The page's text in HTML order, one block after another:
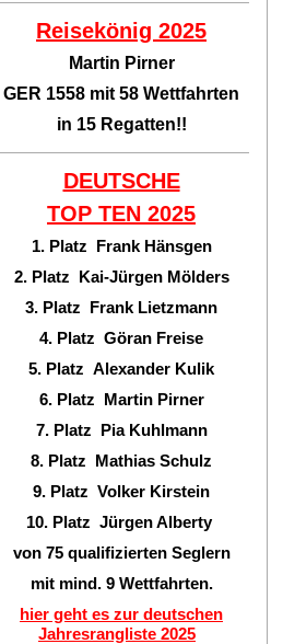
Reisekönig 2025
Martin Pirner
GER 1558 mit 58 Wettfahrten
in 15 Regatten!!
DEUTSCHE
TOP TEN 2025
1. Platz Frank Hänsgen
2. Platz Kai-Jürgen Mölders
3. Platz Frank Lietzmann
4. Platz Göran Freise
5. Platz Alexander Kulik
6. Platz Martin Pirner
7. Platz Pia Kuhlmann
8. Platz Mathias Schulz
9. Platz Volker Kirstein
10. Platz Jürgen Alberty
von 75 qualifizierten Seglern
mit mind. 9 Wettfahrten.
hier geht es zur deutschen
Jahresrangliste 2025